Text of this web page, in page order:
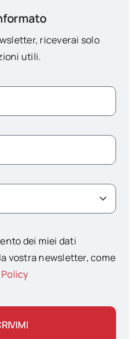
riceverai solo
utili.
dei miei dati
vostra newsletter, come